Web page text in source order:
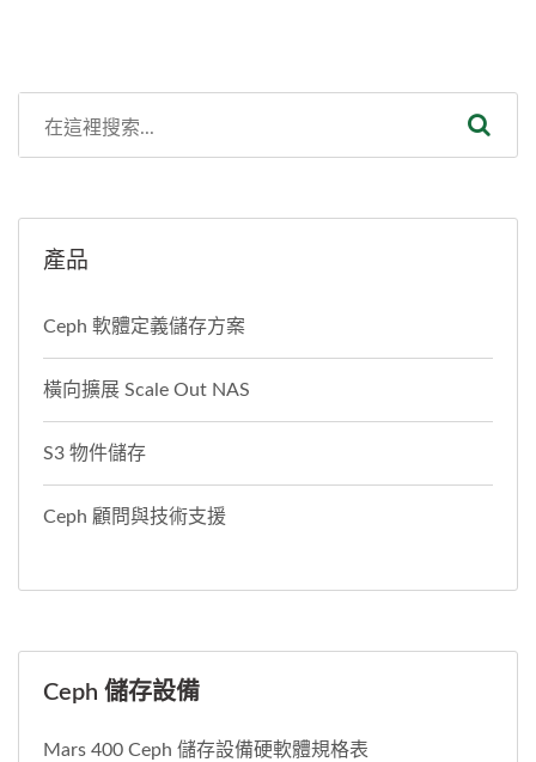
產品
Ceph 軟體定義儲存方案
橫向擴展 Scale Out NAS
S3 物件儲存
Ceph 顧問與技術支援
Ceph 儲存設備
Mars 400 Ceph 儲存設備硬軟體規格表